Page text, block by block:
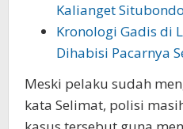
Kalianget
Kronologi Gadis di
Dihabisi Pacarnya
Meski pelaku sudah
kata Selimat, polisi